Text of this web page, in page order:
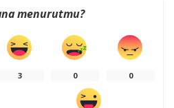
menurutmu?
3 0 0